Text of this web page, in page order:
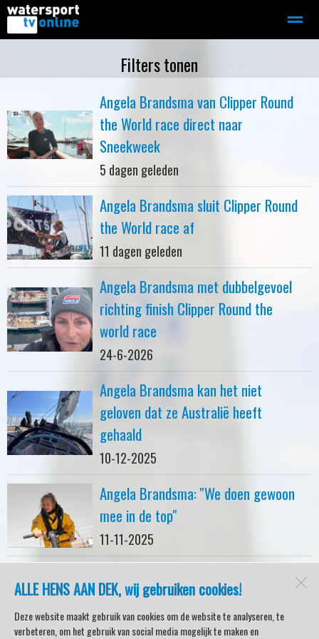
Motorboot-sloep Adverteren
Home
ALLE HENS AAN DEK, wij gebruiken cookies!
Deze website maakt gebruik van cookies om de website te analyseren, te
verbeteren, om het gebruik van social media mogelijk te maken en
Filters tonen
Angela Brandsma van Clipper Round
the World race direct naar
Sneekweek
5 dagen geleden
Angela Brandsma sluit Clipper Round
the World race af
11 dagen geleden
Angela Brandsma met dubbelgevoel
richting finish Clipper Round the
world race
24-6-2026
Angela Brandsma kan het niet
geloven dat ze Australië heeft
gehaald
10-12-2025
Angela Brandsma: ''We doen gewoon
mee in de top''
11-11-2025
watersport-tv
Lemmer